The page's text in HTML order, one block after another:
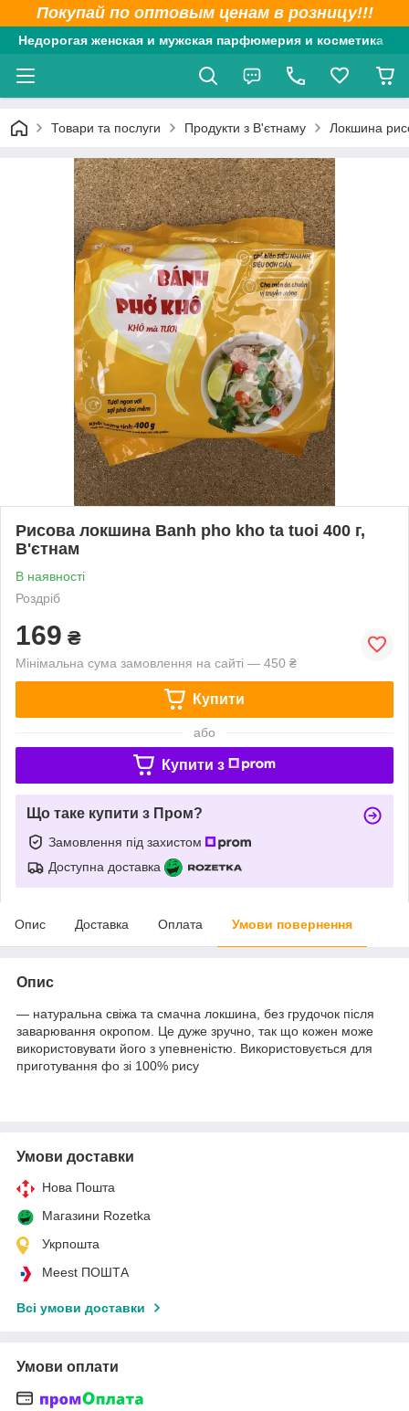
Покупай по оптовым ценам в розницу!!!
Недорогая женская и мужская парфюмерия и косметика
Товари та послуги Продукти з В'єтнаму Локшина
Рисова локшина Banh pho kho ta tuoi 400 г,
В'єтнам
В наявності
Роздріб
169 ₴
Мінімальна сума замовлення на сайті — 450 ₴
Купити
або
Купити з
Що таке купити з Пром?
Замовлення під захистом
Доступна доставка
Опис Доставка Оплата Умови повернення
Опис
— натуральна свіжа та смачна локшина, без грудочок після
заварювання окропом. Це дуже зручно, так що кожен може
використовувати його з упевненістю. Використовується для
приготування фо зі 100% рису
Умови доставки
Нова Пошта
Магазини Rozetka
Укрпошта
Meest ПОШТА
Всі умови доставки
Умови оплати